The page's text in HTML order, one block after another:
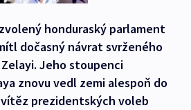
honduraský parlament
dočasný návrat svrženého
Jeho stoupenci
znovu vedl zemi alespoň do
prezidentských voleb